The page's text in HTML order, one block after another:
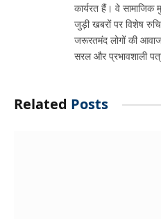
कार्यरत हैं। वे सामाजिक
जुड़ी खबरों पर विशेष
जरूरतमंद लोगों की
सरल और प्रभावशाली
Related Posts